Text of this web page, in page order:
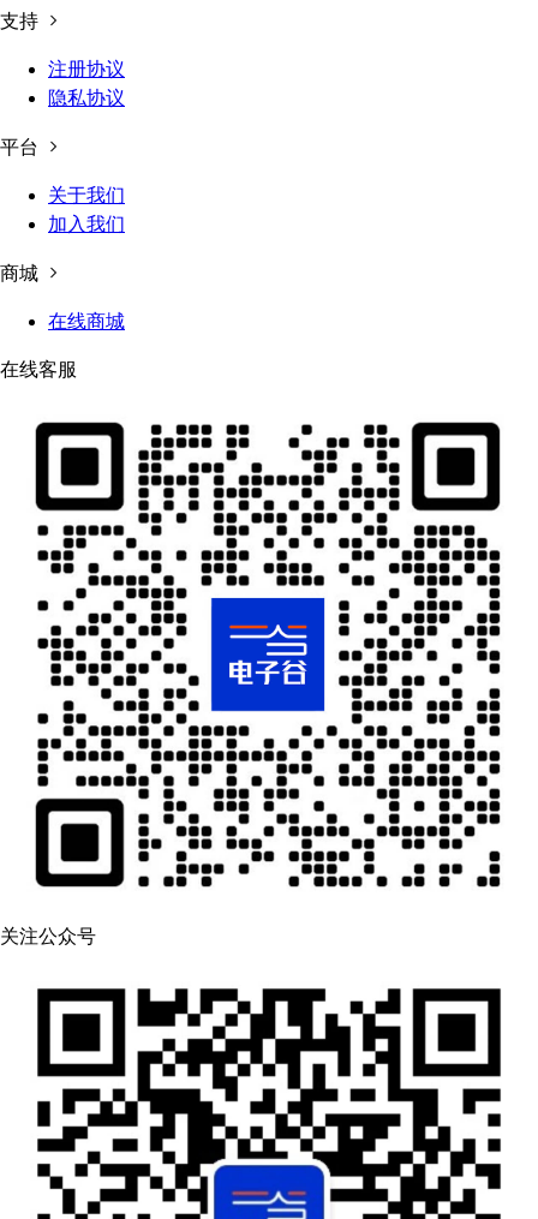
支持
注册协议
隐私协议
平台
关于我们
加入我们
商城
在线商城
在线客服
关注公众号